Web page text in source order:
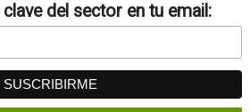
del sector en tu email: